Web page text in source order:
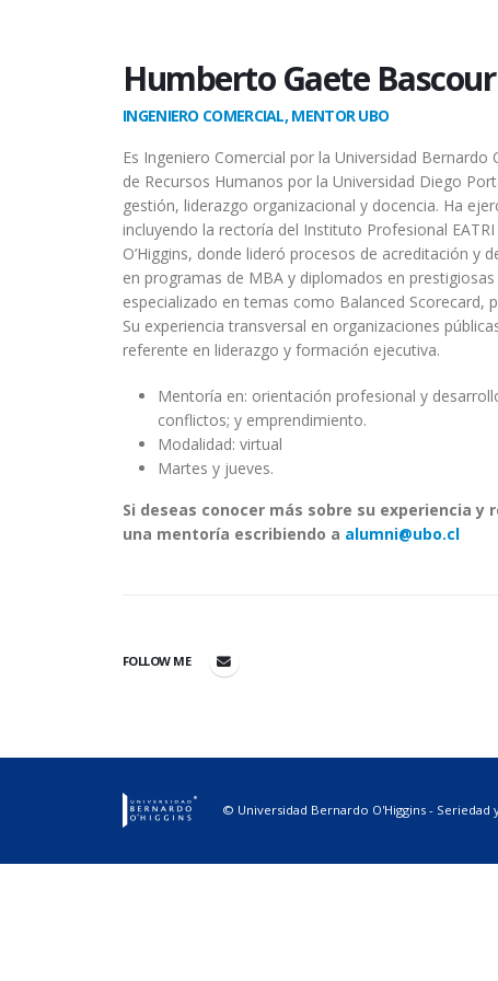
Humberto Gaete Bascour
INGENIERO COMERCIAL, MENTOR UBO
Es Ingeniero Comercial por la Universidad Bernardo
de Recursos Humanos por la Universidad Diego
gestión, liderazgo organizacional y docencia. Ha
incluyendo la rectoría del Instituto Profesional
O’Higgins, donde lideró procesos de acreditación y
en programas de MBA y diplomados en
especializado en temas como Balanced Scorecard,
Su experiencia transversal en organizaciones
referente en liderazgo y formación ejecutiva.
Mentoría en: orientación profesional y
conflictos; y emprendimiento.
Modalidad: virtual
Martes y jueves.
Si deseas conocer más sobre su experiencia
una mentoría escribiendo a alumni@ubo.cl
FOLLOW ME
© Universidad Bernardo O'Higgins - Seriedad